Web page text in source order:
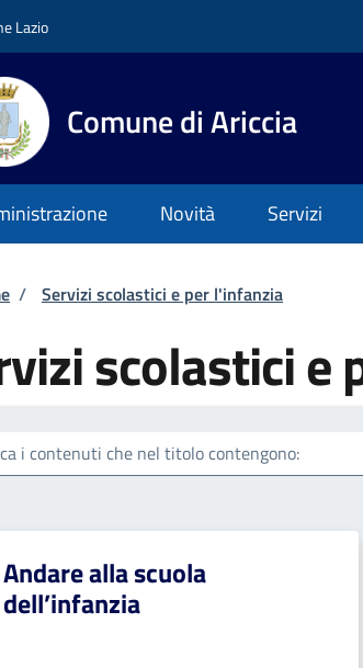
Lazio
Comune di Ariccia
Novità Servizi
di pane
/ Servizi scolastici e per l'infanzia
scolastici e
i contenuti che nel titolo contengono:
Andare alla scuola
dell’infanzia